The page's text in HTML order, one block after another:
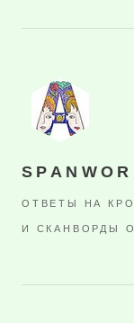
ОТВЕТЫ НА
И СКАНВОРДЫ